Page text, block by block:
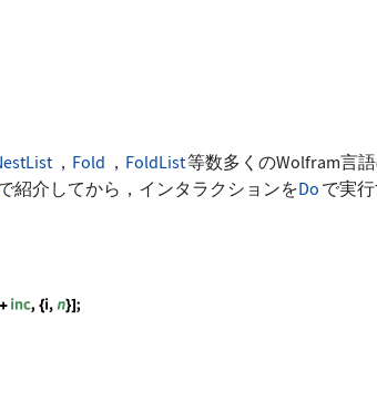
， Fold ， FoldList等数多くのWolfram言
紹介してから，インタラクションをDo で実